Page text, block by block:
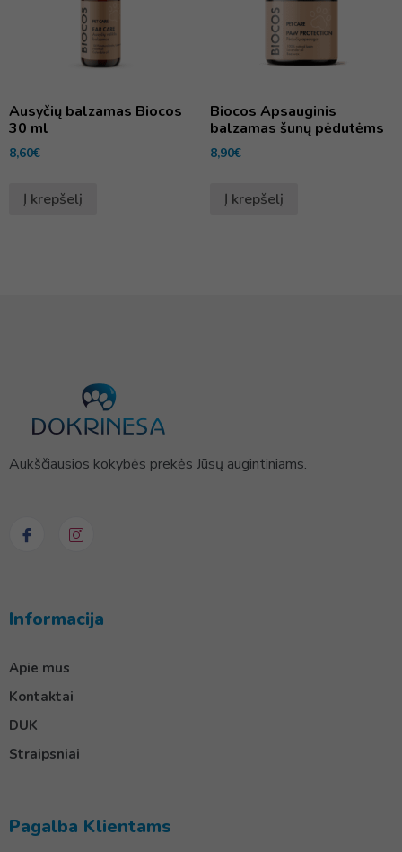
Ausyčių balzamas Biocos
30 ml
8,60€
Į krepšelį
Biocos Apsauginis
balzamas šunų pėdutėms
8,90€
Į krepšelį
Aukščiausios kokybės prekės Jūsų augintiniams.
Informacija
Apie mus
Kontaktai
DUK
Straipsniai
Pagalba Klientams